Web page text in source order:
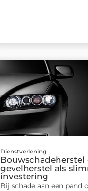
Dienstverlening
Bouwschadeherstel
gevelherstel als
investering
Bij schade aan een pand